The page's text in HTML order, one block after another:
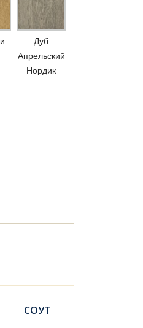
Дуб
Апрельский
Нордик
СОУТ